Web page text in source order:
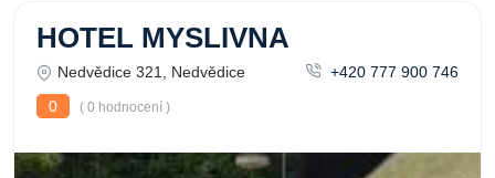
HOTEL MYSLIVNA
Nedvědice 321, Nedvědice
+420 777 900 746
0
( 0 hodnocení )